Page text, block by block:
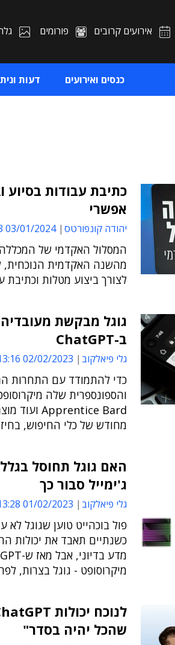
אירועים קרובים פורומים
כנסים ואירועים דעות
אפשרי
יהודה קונפורטס 03/01/2024 17:13
המסלול האקדמי של
לצורך ביצוע מטלות וכתיבת
גוגל מבקשת
ב-ChatGPT
גלי פיאלקוב 02/02/2023 13:16
והספונספרית שלה
מחודש של כלי החיפוש,
ג'ימייל סבור כך
גלי פיאלקוב 01/02/2023 13:28
כשנתיים תאבד את יכולות
מיקרוסופט - גוגל בצרות,
שהכל יהיה בסדר"